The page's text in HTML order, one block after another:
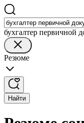
бухгалтер первичной
Резюме
Найти